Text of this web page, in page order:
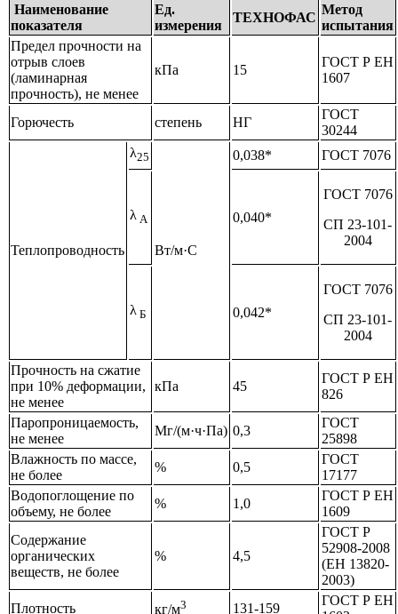
Наименование
показателя
Ед.
измерения
ТЕХНОФАС
Метод
испытания
Предел прочности на
отрыв слоев
(ламинарная
прочность), не менее
кПа 15
ГОСТ Р ЕН
1607
Горючесть степень НГ
ГОСТ
30244
Теплопроводность
λ25
Вт/м·С
0,038* ГОСТ 7076
λ А 0,040*
ГОСТ 7076
СП 23-101-
2004
λ Б 0,042*
ГОСТ 7076
СП 23-101-
2004
Прочность на сжатие
при 10% деформации,
не менее
кПа 45
ГОСТ Р ЕН
826
Паропроницаемость,
не менее
Мг/(м·ч·Па) 0,3
ГОСТ
25898
Влажность по массе,
не более
% 0,5
ГОСТ
17177
Водопоглощение по
объему, не более
% 1,0
ГОСТ Р ЕН
1609
Содержание
органических
веществ, не более
% 4,5
ГОСТ Р
52908-2008
(ЕН 13820-
2003)
Плотность
кг/м3 131-159
ГОСТ Р ЕН